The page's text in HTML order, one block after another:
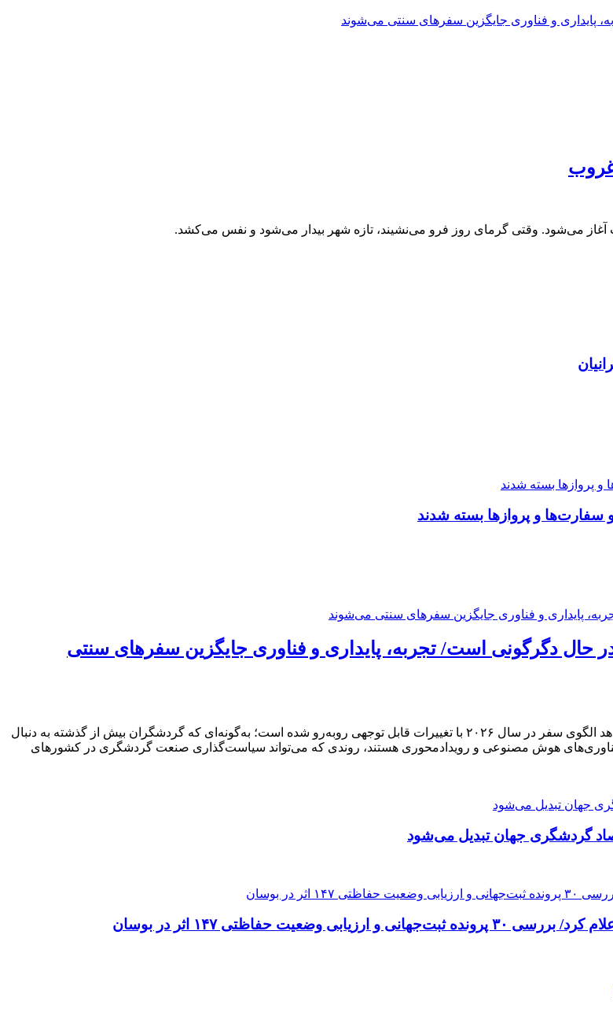
غروب
آغاز می‌شود. وقتی گرمای روز فرو می‌نشیند، تازه شهر بیدار می‌شود و نفس می‌کشد.
سفارت‌ها و پروازها بسته شدند
تخصصی جهان: الگوی سفر در سال ۲۰۲۶ در حال دگرگونی است/ تجربه، پایداری و فناوری جایگزین سفرهای سنتی
تازه‌ترین گزارش‌ها و تحلیل‌های رسانه‌های تخصصی صنعت گردشگری نشان می‌دهد الگوی سفر در سال ۲۰۲۶ با تغییرات قابل توجهی روبه‌رو شده است؛ به‌گونه‌ای که گردشگران بیش از گذشته به دنبال
فناوری‌های هوش مصنوعی و رویدادمحوری هستند، روندی که می‌تواند سیاست‌گذاری صنعت گردشگری در کشورهای
گردشگری جهان تبدیل می‌شود
حفاظتی ۱۴۷ اثر در بوسان